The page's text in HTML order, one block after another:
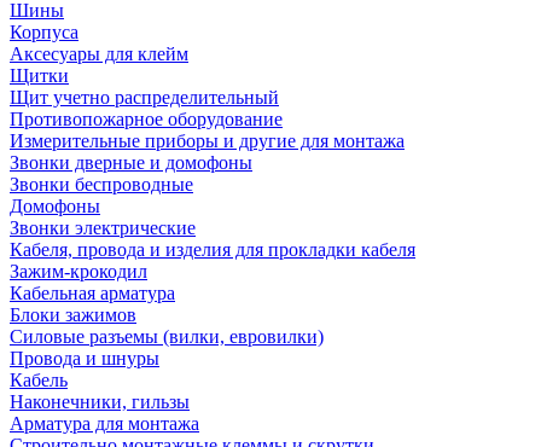
Шины
Корпуса
Аксесуары для клейм
Щитки
Щит учетно распределительный
Противопожарное оборудование
Измерительные приборы и другие для монтажа
Звонки дверные и домофоны
Звонки беспроводные
Домофоны
Звонки электрические
Кабеля, провода и изделия для прокладки кабеля
Зажим-крокодил
Кабельная арматура
Блоки зажимов
Силовые разъемы (вилки, евровилки)
Провода и шнуры
Кабель
Наконечники, гильзы
Арматура для монтажа